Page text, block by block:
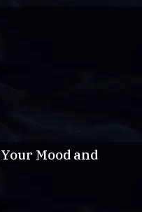
Mood and